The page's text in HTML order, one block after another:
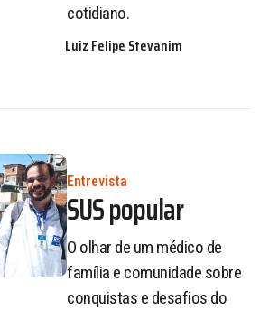
cotidiano.
Luiz Felipe Stevanim
Entrevista
SUS popular
O olhar de um médico de
família e comunidade sobre
conquistas e desafios do